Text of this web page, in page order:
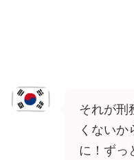
それが刑
くないか
に！ずっ